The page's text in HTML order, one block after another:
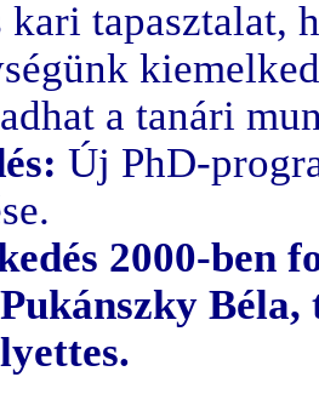
kari tapasztalat,
a tanári
Új PhD-
2000-ben